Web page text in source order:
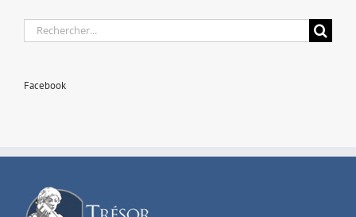
Rechercher:
Facebook